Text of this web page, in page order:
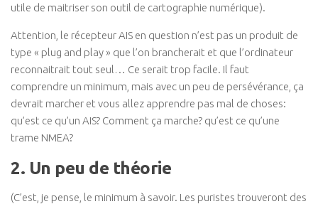
utile de maitriser son outil de cartographie numérique).
Attention, le récepteur AIS en question n’est pas un produit de
type « plug and play » que l’on brancherait et que l’ordinateur
reconnaitrait tout seul… Ce serait trop facile. Il faut
comprendre un minimum, mais avec un peu de persévérance, ça
devrait marcher et vous allez apprendre pas mal de choses:
qu’est ce qu’un AIS? Comment ça marche? qu’est ce qu’une
trame NMEA?
2. Un peu de théorie
(C’est, je pense, le minimum à savoir. Les puristes trouveront des